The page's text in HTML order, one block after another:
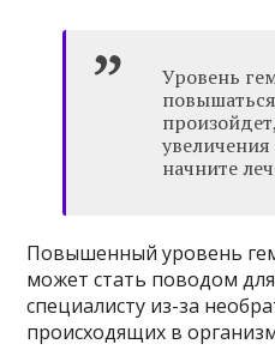
Уровень
начните
Повышенный уровень
может стать поводом
специалисту из-за
происходящих в